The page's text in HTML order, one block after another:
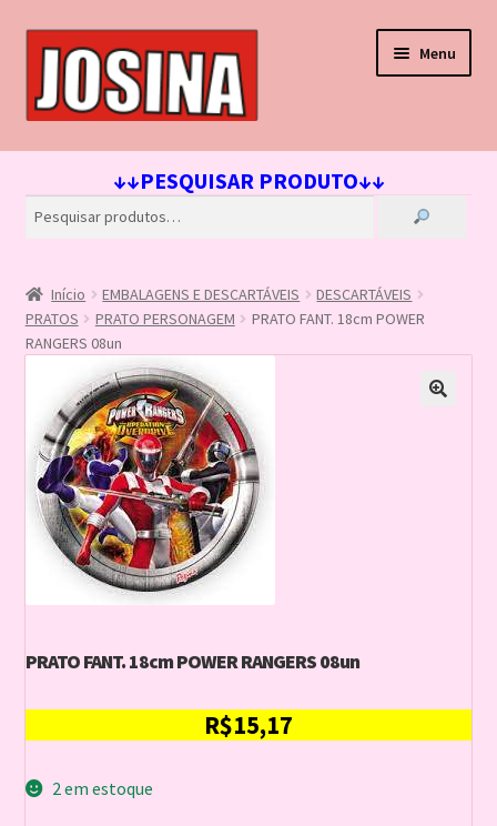
Pular
para
navegação
Pular
para
conteúdo
Menu
Início
Carrinho
Lista de Desejos
Loja
Minha conta
↓↓PESQUISAR PRODUTO↓↓
Início EMBALAGENS E DESCARTÁVEIS
DESCARTÁVEIS
PRATOS
PRATO PERSONAGEM
PRATO FANT. 18cm POWER
RANGERS 08un
PRATO FANT. 18cm POWER RANGERS 08un
R$15,17
2 em estoque